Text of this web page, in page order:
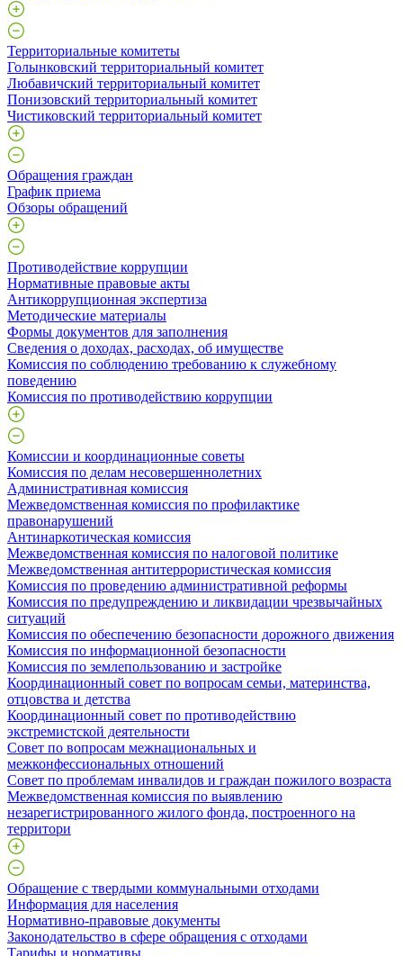
Территориальные комитеты
Голынковский территориальный комитет
Любавичский территориальный комитет
Понизовский территориальный комитет
Чистиковский территориальный комитет
Обращения граждан
График приема
Обзоры обращений
Противодействие коррупции
Нормативные правовые акты
Антикоррупционная экспертиза
Методические материалы
Формы документов для заполнения
Сведения о доходах, расходах, об имуществе
Комиссия по соблюдению требованию к служебному
поведению
Комиссия по противодействию коррупции
Комиссии и координационные советы
Комиссия по делам несовершеннолетних
Административная комиссия
Межведомственная комиссия по профилактике
правонарушений
Антинаркотическая комиссия
Межведомственная комиссия по налоговой политике
Межведомственная антитеррористическая комиссия
Комиссия по проведению административной реформы
Комиссия по предупреждению и ликвидации чрезвычайных
ситуаций
Комиссия по обеспечению безопасности дорожного движения
Комиссия по информационной безопасности
Комиссия по землепользованию и застройке
Координационный совет по вопросам семьи, материнства,
отцовства и детства
Координационный совет по противодействию
экстремистской деятельности
Совет по вопросам межнациональных и
межконфессиональных отношений
Совет по проблемам инвалидов и граждан пожилого возраста
Межведомственная комиссия по выявлению
незарегистрированного жилого фонда, построенного на
территори
Обращение с твердыми коммунальными отходами
Информация для населения
Нормативно-правовые документы
Законодательство в сфере обращения с отходами
Тарифы и нормативы